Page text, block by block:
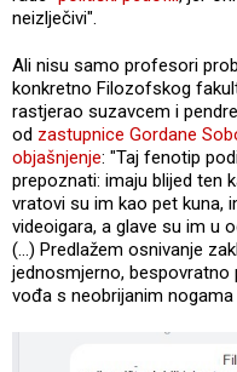
neizlječivi".
Ali nisu samo profesori
konkretno Filozofskog
rastjerao suzavcem i
od zastupnice Gordane
objašnjenje: "Taj fenotip
prepoznati: imaju blijed ten
vratovi su im kao pet kuna,
videoigara, a glave su im u
(...) Predlažem osnivanje
jednosmjerno, bespovratno
vođa s neobrijanim nogama